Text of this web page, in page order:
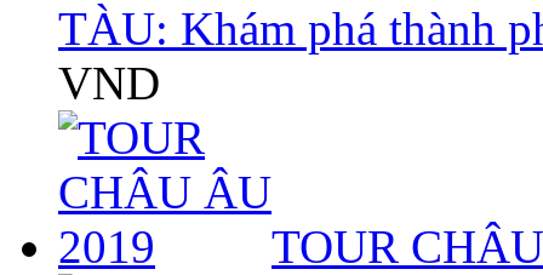
TÀU: Khám phá thành
VND
TOUR